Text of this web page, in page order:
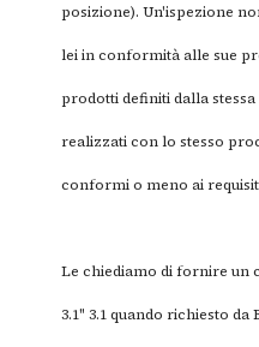
posizione). Un'ispezione
lei in conformità alle sue
prodotti definiti dalla
realizzati con lo stesso
conformi o meno ai
Le chiediamo di fornire un
3.1" 3.1 quando richiesto